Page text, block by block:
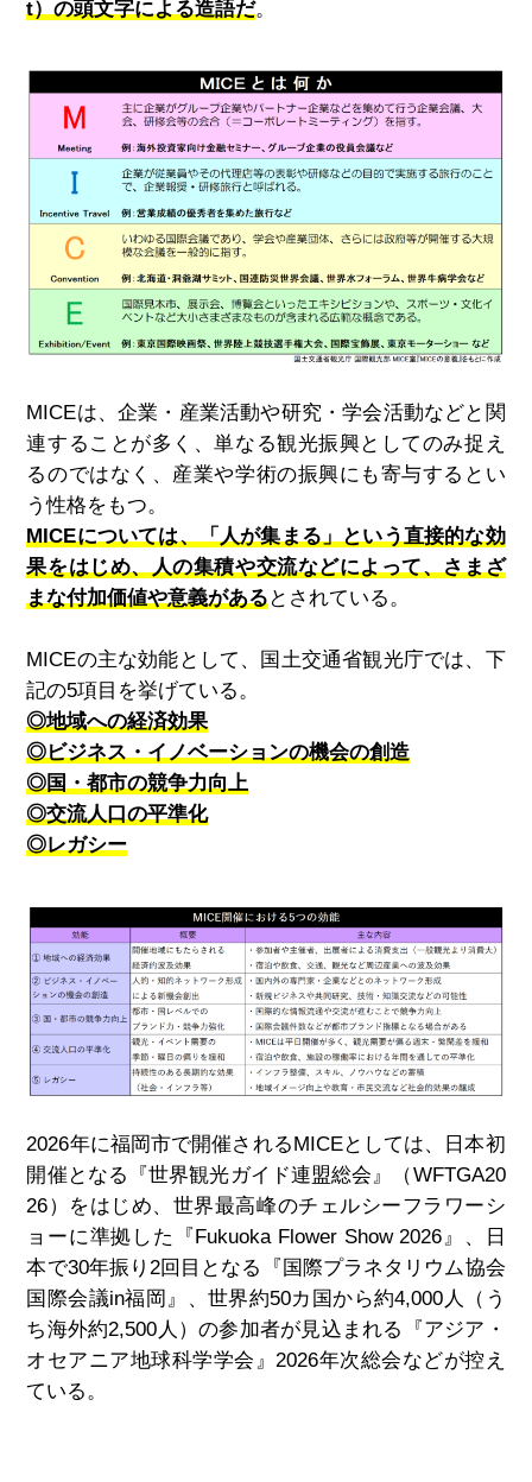
t）の頭文字による造語だ。
MICEは、企業・産業活動や研究・学会活動などと関
連することが多く、単なる観光振興としてのみ捉え
るのではなく、産業や学術の振興にも寄与するとい
う性格をもつ。
MICEについては、「人が集まる」という直接的な効
果をはじめ、人の集積や交流などによって、さまざ
まな付加価値や意義があるとされている。
MICEの主な効能として、国土交通省観光庁では、下
記の5項目を挙げている。
◎地域への経済効果
◎ビジネス・イノベーションの機会の創造
◎国・都市の競争力向上
◎交流人口の平準化
◎レガシー
2026年に福岡市で開催されるMICEとしては、日本初
開催となる『世界観光ガイド連盟総会』（WFTGA20
26）をはじめ、世界最高峰のチェルシーフラワーシ
ョーに準拠した『Fukuoka Flower Show 2026』、日
本で30年振り 2回目となる『国際プラネタリウム協会
国際会議in福岡』、 世界約50カ国から約4,000 人（う
ち海外約2,500 人）の参加者が見込まれる『アジア・
オセアニア地球科学学会』2026年次総会などが控え
ている。